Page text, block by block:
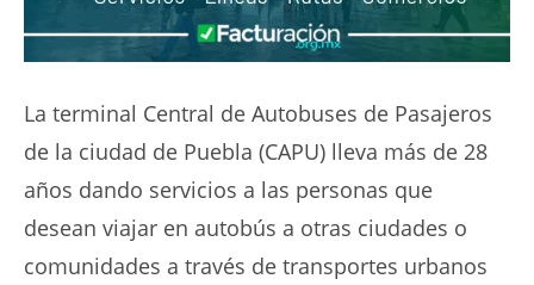
La terminal Central de Autobuses de Pasajeros
de la ciudad de Puebla (CAPU) lleva más de 28
años dando servicios a las personas que
desean viajar en autobús a otras ciudades o
comunidades a través de transportes urbanos